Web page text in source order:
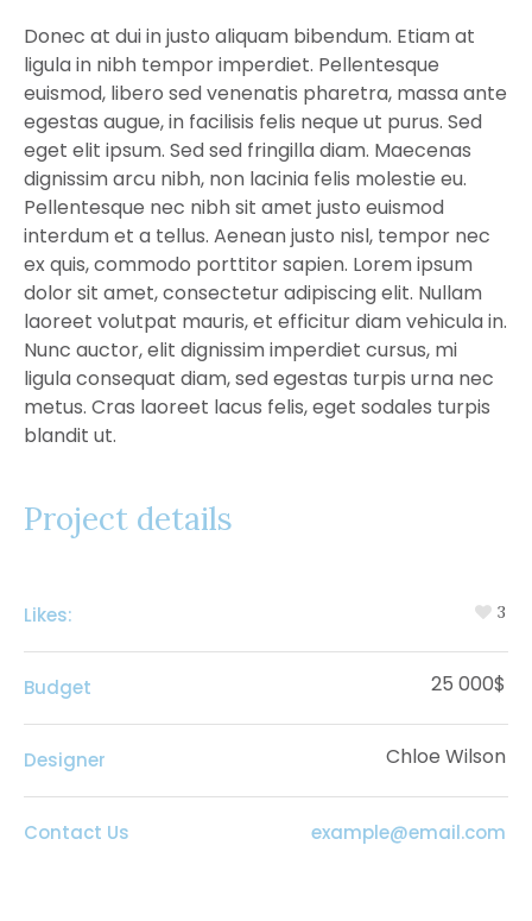
Donec at dui in justo aliquam bibendum. Etiam at
ligula in nibh tempor imperdiet. Pellentesque
euismod, libero sed venenatis pharetra, massa ante
egestas augue, in facilisis felis neque ut purus. Sed
eget elit ipsum. Sed sed fringilla diam. Maecenas
dignissim arcu nibh, non lacinia felis molestie eu.
Pellentesque nec nibh sit amet justo euismod
interdum et a tellus. Aenean justo nisl, tempor nec
ex quis, commodo porttitor sapien. Lorem ipsum
dolor sit amet, consectetur adipiscing elit. Nullam
laoreet volutpat mauris, et efficitur diam vehicula in.
Nunc auctor, elit dignissim imperdiet cursus, mi
ligula consequat diam, sed egestas turpis urna nec
metus. Cras laoreet lacus felis, eget sodales turpis
blandit ut.
Project details
Likes: 3
Budget 25 000$
Designer Chloe Wilson
Contact Us example@email.com